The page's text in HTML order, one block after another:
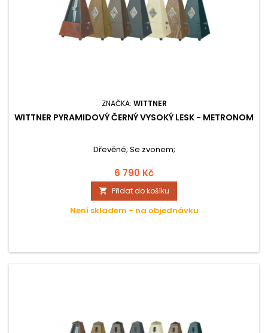
ZNAČKA: WITTNER
WITTNER PYRAMIDOVÝ ČERNÝ VYSOKÝ LESK - METRONOM
Dřevěné; Se zvonem;
6 790 Kč
 Přidat do košíku
Není skladem - na objednávku